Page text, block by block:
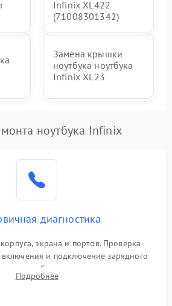
Infinix XL422
(71008301342)
Замена крышки
ноутбука ноутбука
Infinix XL23
ноутбука Infinix
диагностика
экрана и портов. Проверка
и подключение зарядного
потребления тока с помощью
питания для локализации проблемы.
Подробнее